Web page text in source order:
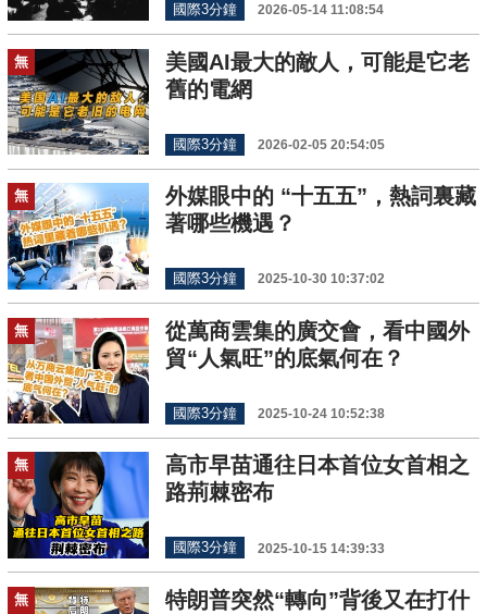
國際3分鐘 2026-05-14 11:08:54
無
美國AI最大的敵人，可能是它老
舊的電網
國際3分鐘 2026-02-05 20:54:05
無
外媒眼中的 “十五五”，熱詞裏藏
著哪些機遇？
國際3分鐘 2025-10-30 10:37:02
無
從萬商雲集的廣交會，看中國外
貿“人氣旺”的底氣何在？
國際3分鐘 2025-10-24 10:52:38
無
高市早苗通往日本首位女首相之
路荊棘密布
國際3分鐘 2025-10-15 14:39:33
無
特朗普突然“轉向”背後又在打什